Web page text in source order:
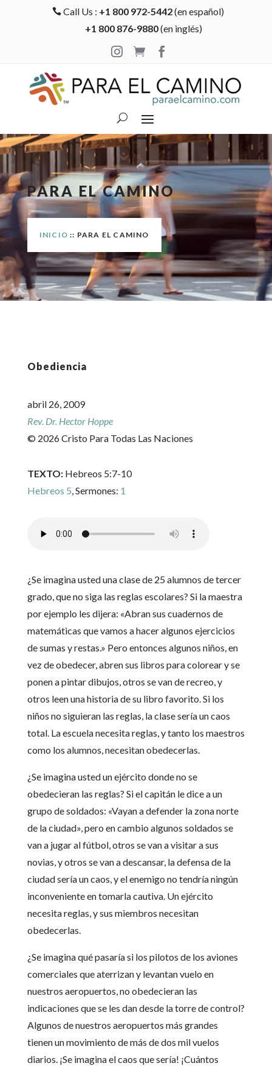
 Call Us : +1 800 972-5442(en español)
+1 800 876-9880(en inglés)

 
PARA EL CAMINO
INICIO :: PARA EL CAMINO
Obediencia
abril 26, 2009
Rev. Dr. Hector Hoppe
© 2026 Cristo Para Todas Las Naciones
TEXTO: Hebreos 5:7-10
Hebreos 5, Sermones: 1
¿Se imagina usted una clase de 25 alumnos de tercer
grado, que no siga las reglas escolares? Si la maestra
por ejemplo les dijera: «Abran sus cuadernos de
matemáticas que vamos a hacer algunos ejercicios
de sumas y restas.» Pero entonces algunos niños, en
vez de obedecer, abren sus libros para colorear y se
ponen a pintar dibujos, otros se van de recreo, y
otros leen una historia de su libro favorito. Si los
niños no siguieran las reglas, la clase sería un caos
total. La escuela necesita reglas, y tanto los maestros
como los alumnos, necesitan obedecerlas.
¿Se imagina usted un ejército donde no se
obedecieran las reglas? Si el capitán le dice a un
grupo de soldados: «Vayan a defender la zona norte
de la ciudad», pero en cambio algunos soldados se
van a jugar al fútbol, otros se van a visitar a sus
novias, y otros se van a descansar, la defensa de la
ciudad sería un caos, y el enemigo no tendría ningún
inconveniente en tomarla cautiva. Un ejército
necesita reglas, y sus miembros necesitan
obedecerlas.
¿Se imagina qué pasaría si los pilotos de los aviones
comerciales que aterrizan y levantan vuelo en
nuestros aeropuertos, no obedecieran las
indicaciones que se les dan desde la torre de control?
Algunos de nuestros aeropuertos más grandes
tienen un movimiento de más de dos mil vuelos
diarios. ¡Se imagina el caos que sería! ¡Cuántos